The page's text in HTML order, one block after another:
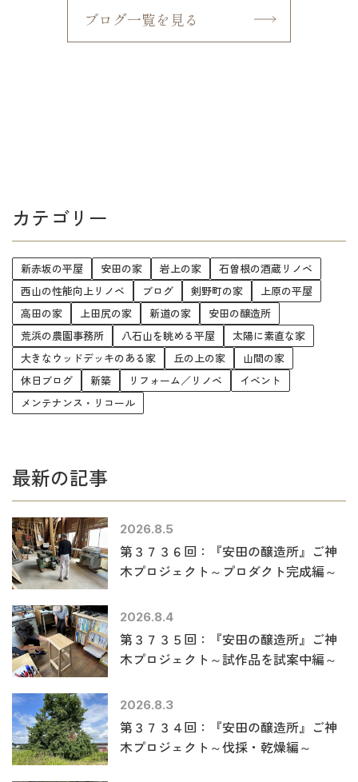
ブログ一覧を見る
カテゴリー
新赤坂の平屋 安田の家 岩上の家
石曽根の酒蔵リノベ
西山の性能向上リノベ
ブログ 剣野町の家
上原の平屋
高田の家
上田尻の家 新道の家
安田の醸造所
荒浜の農園事務所
八石山を眺める平屋
太陽に素直な家
大きなウッドデッキのある家
丘の上の家
山間の家
休日ブログ
新築 リフォーム／リノベ
イベント
メンテナンス・リコール
最新の記事
2026.8.5
第３７３６回：『安田の醸造所』ご神
木プロジェクト～プロダクト完成編～
2026.8.4
第３７３５回：『安田の醸造所』ご神
木プロジェクト～試作品を試案中編～
2026.8.3
第３７３４回：『安田の醸造所』ご神
木プロジェクト～伐採・乾燥編～